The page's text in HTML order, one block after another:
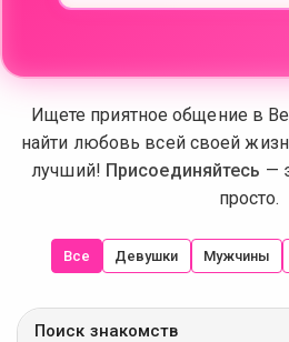
Ищете приятное общение в
найти любовь всей своей
лучший! Присоединяйтесь —
просто.
Все Девушки Мужчины
Поиск знакомств